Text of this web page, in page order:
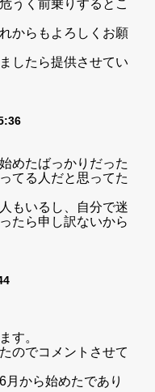
うく前乗りするとこ
からもよろしくお願
したら提供させてい
めたばっかりだった
てる人だと思ってた
もいるし、自分で迷
たら申し訳ないから
す。
のでコメントさせて
月から始めたであり